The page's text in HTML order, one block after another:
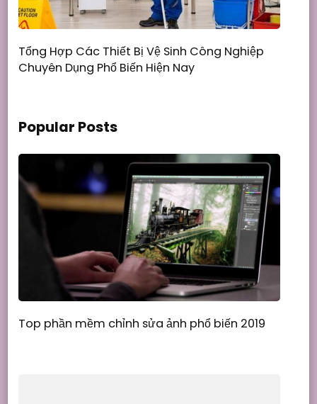
Tổng Hợp Các Thiết Bị Vệ Sinh Công Nghiệp
Chuyên Dụng Phổ Biến Hiện Nay
Popular Posts
Top phần mềm chỉnh sửa ảnh phổ biến 2019